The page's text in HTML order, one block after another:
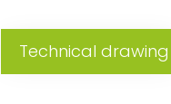
Technical drawing